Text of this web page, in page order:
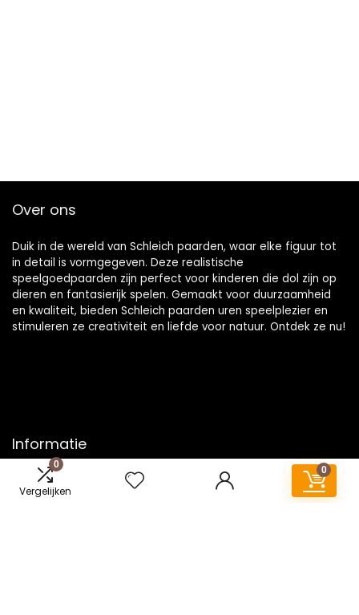
0
Vergelijken
0
Over ons
Duik in de wereld van Schleich paarden, waar elke figuur tot
in detail is vormgegeven. Deze realistische
speelgoedpaarden zijn perfect voor kinderen die dol zijn op
dieren en fantasierijk spelen. Gemaakt voor duurzaamheid
en kwaliteit, bieden Schleich paarden uren speelplezier en
stimuleren ze creativiteit en liefde voor natuur. Ontdek ze nu!
Informatie
Contact